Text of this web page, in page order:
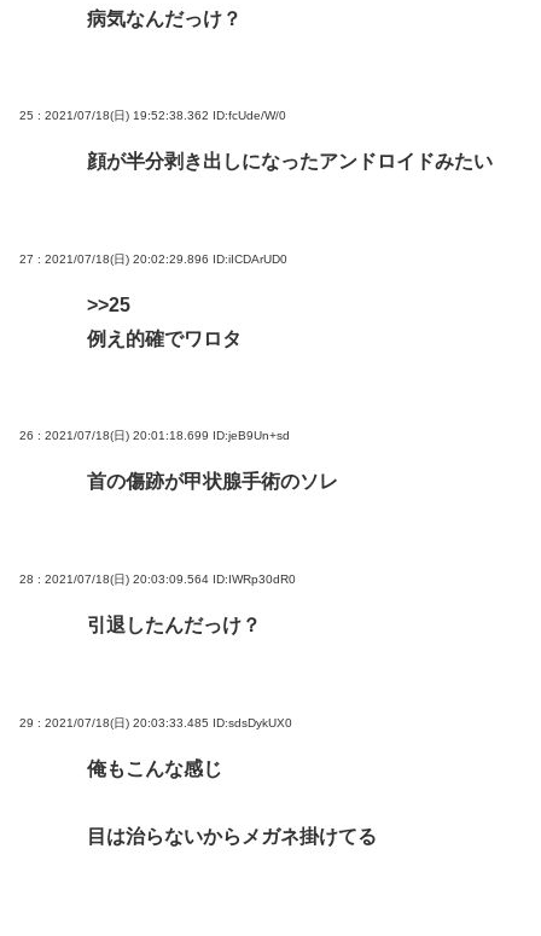
病気なんだっけ？
25 : 2021/07/18(日) 19:52:38.362 ID:fcUde/W/0
顔が半分剥き出しになったアンドロイドみたい
27 : 2021/07/18(日) 20:02:29.896 ID:iICDArUD0
>>25
例え的確でワロタ
26 : 2021/07/18(日) 20:01:18.699 ID:jeB9Un+sd
首の傷跡が甲状腺手術のソレ
28 : 2021/07/18(日) 20:03:09.564 ID:IWRp30dR0
引退したんだっけ？
29 : 2021/07/18(日) 20:03:33.485 ID:sdsDykUX0
俺もこんな感じ
目は治らないからメガネ掛けてる